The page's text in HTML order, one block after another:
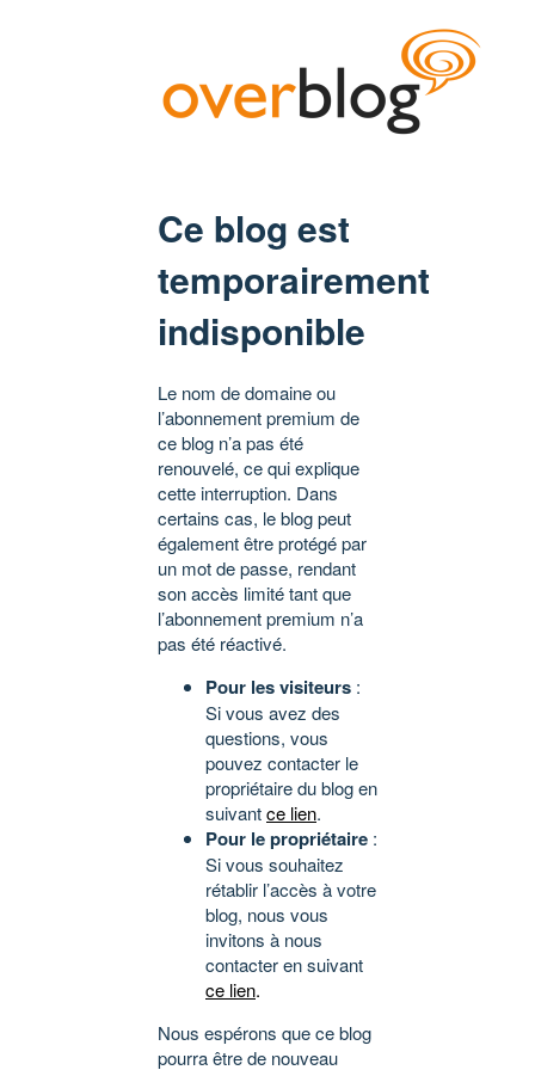
Ce blog est
temporairement
indisponible
Le nom de domaine ou
l’abonnement premium de
ce blog n’a pas été
renouvelé, ce qui explique
cette interruption. Dans
certains cas, le blog peut
également être protégé par
un mot de passe, rendant
son accès limité tant que
l’abonnement premium n’a
pas été réactivé.
Pour les visiteurs :
Si vous avez des
questions, vous
pouvez contacter le
propriétaire du blog en
suivantce lien.
Pour le propriétaire :
Si vous souhaitez
rétablir l’accès à votre
blog, nous vous
invitons à nous
contacter en suivant
ce lien.
Nous espérons que ce blog
pourra être de nouveau